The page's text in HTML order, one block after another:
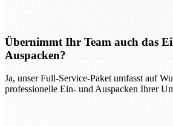
Übernimmt Ihr Team auch das
Auspacken?
Ja, unser Full-Service-Paket umfasst auf
professionelle Ein- und Auspacken Ihrer